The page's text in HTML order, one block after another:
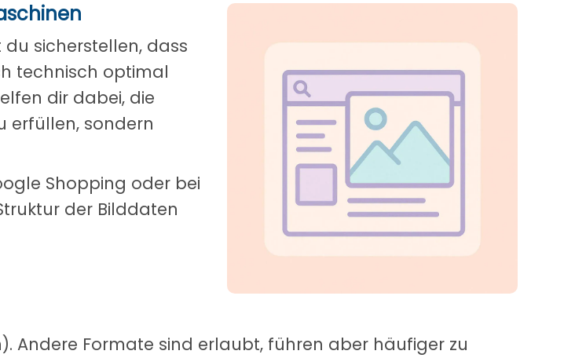
sicherstellen, dass
technisch optimal
dir dabei, die
erfüllen, sondern
Shopping oder bei
der Bilddaten
Andere Formate sind erlaubt, führen aber häufiger zu